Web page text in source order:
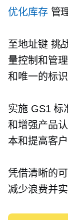
优化库存管
至地址键 挑
量控制和管
和唯一的标识
实施 GS1 标
和增强产品
本和提高客户
凭借清晰的
减少浪费并